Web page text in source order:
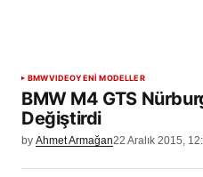
BMWVIDEOYENİ MODELLER
BMW M4 GTS
Değiştirdi
by Ahmet Armağan22 Aralık 2015,